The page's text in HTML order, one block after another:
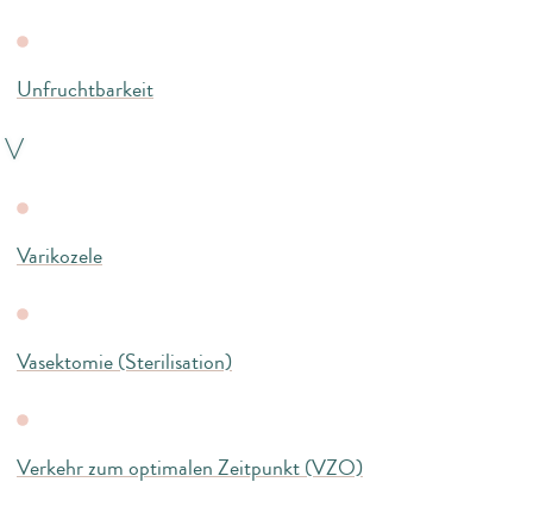
Unfruchtbarkeit
V
Varikozele
Vasektomie (Sterilisation)
Verkehr zum optimalen Zeitpunkt (VZO)